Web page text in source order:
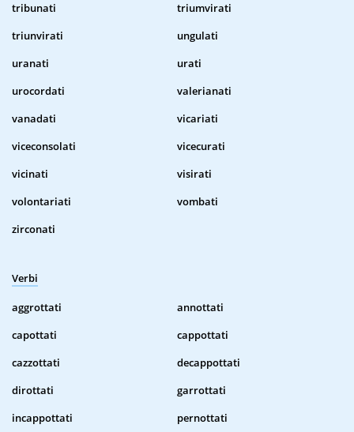
tribunati
triumvirati
triunvirati
ungulati
uranati
urati
urocordati
valerianati
vanadati
vicariati
viceconsolati
vicecurati
vicinati
visirati
volontariati
vombati
zirconati
Verbi
aggrottati
annottati
capottati
cappottati
cazzottati
decappottati
dirottati
garrottati
incappottati
pernottati